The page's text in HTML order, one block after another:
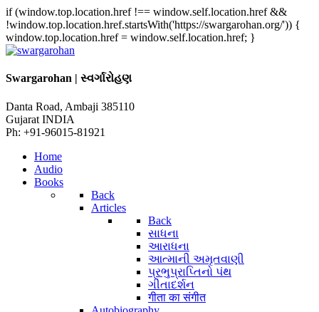
if (window.top.location.href !== window.self.location.href &&
!window.top.location.href.startsWith('https://swargarohan.org/')) {
window.top.location.href = window.self.location.href; }
Swargarohan | સ્વર્ગારોહણ
Danta Road, Ambaji 385110
Gujarat INDIA
Ph: +91-96015-81921
Home
Audio
Books
Back
Articles
Back
સાધના
આરાધના
આત્માની અમૃતવાણી
પ્રભુપ્રાપ્તિનો પંથ
ગીતાદર્શન
गीता का संगीत